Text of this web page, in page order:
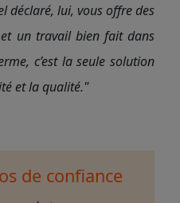
déclaré, lui, vous offre des
un travail bien fait dans
c’est la seule solution
et la qualité."
de confiance